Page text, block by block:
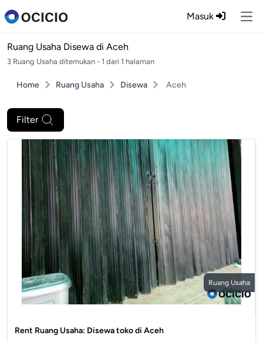
Masuk
Ruang Usaha Disewa di Aceh
3 Ruang Usaha ditemukan - 1 dari 1 halaman
Home Ruang Usaha Disewa Aceh
Filter
Ruang Usaha
Rent Ruang Usaha: Disewa toko di Aceh